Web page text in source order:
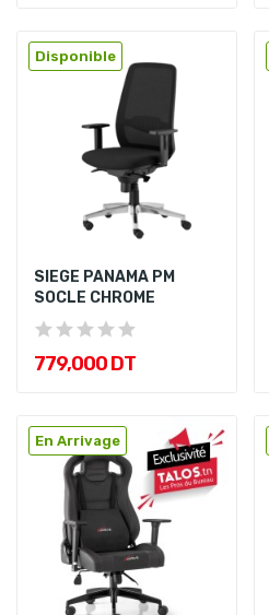
Disponible
SIEGE PANAMA PM
SOCLE CHROME
779,000 DT
En Arrivage